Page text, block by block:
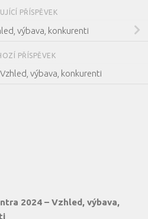
PŘÍSPĚVEK
výbava, konkurenti
PŘÍSPĚVEK
výbava, konkurenti
2024 – Vzhled, výbava,